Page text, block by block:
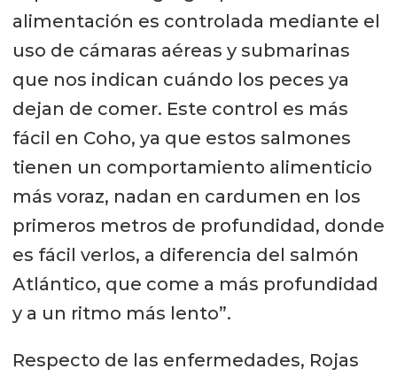
alimentación es controlada mediante el
uso de cámaras aéreas y submarinas
que nos indican cuándo los peces ya
dejan de comer. Este control es más
fácil en Coho, ya que estos salmones
tienen un comportamiento alimenticio
más voraz, nadan en cardumen en los
primeros metros de profundidad, donde
es fácil verlos, a diferencia del salmón
Atlántico, que come a más profundidad
y a un ritmo más lento”.
Respecto de las enfermedades, Rojas